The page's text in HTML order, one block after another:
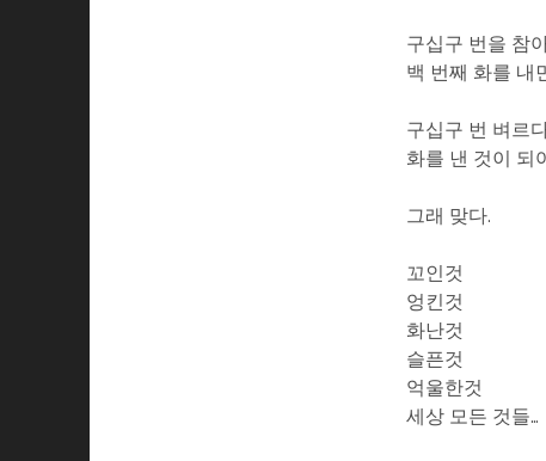
구십구 번을 참
백 번째 화를 내
구십구 번 벼르
화를 낸 것이 되
그래 맞다.
꼬인것
엉킨것
화난것
슬픈것
억울한것
세상 모든 것들…